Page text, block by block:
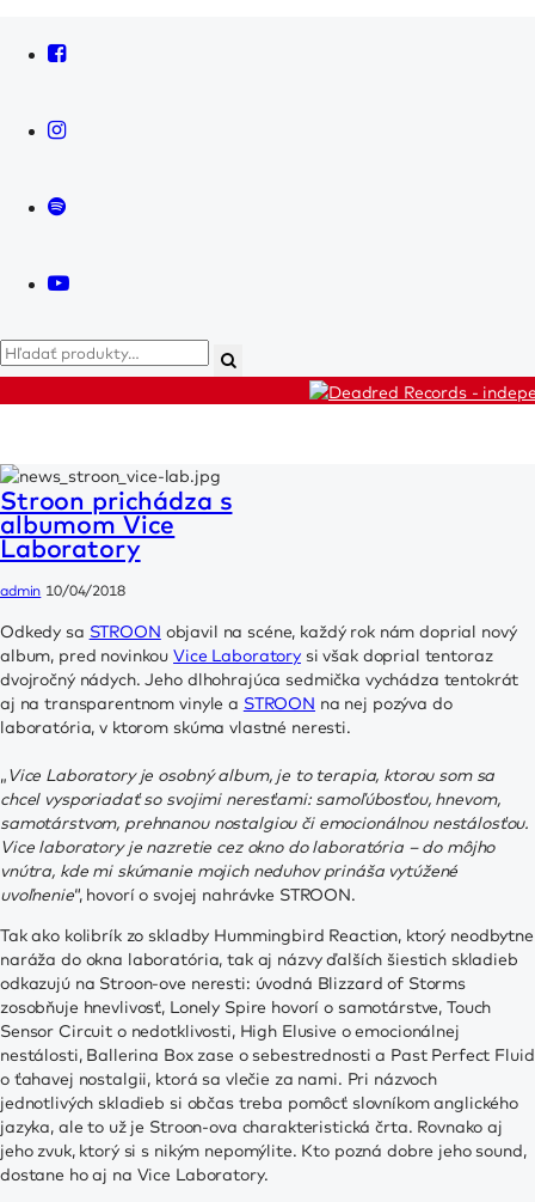
Stroon prichádza s
albumom Vice
Laboratory
admin 10/04/2018
Odkedy sa STROON objavil na scéne, každý rok nám doprial nový
album, pred novinkouVice Laboratorysi však doprial tentoraz
dvojročný nádych. Jeho dlhohrajúca sedmička vychádza tentokrát
aj na transparentnom vinyle a STROON na nej pozýva do
laboratória, v ktorom skúma vlastné neresti.
„Vice Laboratory je osobný album, je to terapia, ktorou som sa
chcel vysporiadať so svojimi neresťami: samoľúbosťou, hnevom,
samotárstvom, prehnanou nostalgiou či emocionálnou nestálosťou.
Vice laboratory je nazretie cez okno do laboratória – do môjho
vnútra, kde mi skúmanie mojich neduhov prináša vytúžené
uvoľnenie“, hovorí o svojej nahrávke STROON.
Tak ako kolibrík zo skladby Hummingbird Reaction, ktorý neodbytne
naráža do okna laboratória, tak aj názvy ďalších šiestich skladieb
odkazujú na Stroon-ove neresti: úvodná Blizzard of Storms
zosobňuje hnevlivosť, Lonely Spire hovorí o samotárstve, Touch
Sensor Circuit o nedotklivosti, High Elusive o emocionálnej
nestálosti, Ballerina Box zase o sebestrednosti a Past Perfect Fluid
o ťahavej nostalgii, ktorá sa vlečie za nami. Pri názvoch
jednotlivých skladieb si občas treba pomôcť slovníkom anglického
jazyka, ale to už je Stroon-ova charakteristická črta. Rovnako aj
jeho zvuk, ktorý si s nikým nepomýlite. Kto pozná dobre jeho sound,
dostane ho aj na Vice Laboratory.